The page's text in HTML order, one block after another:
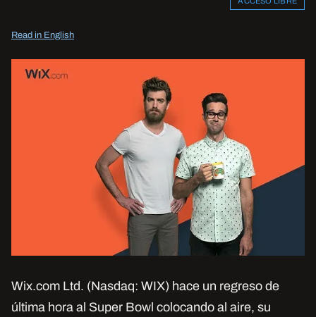
Read in English
Wix.com Ltd. (Nasdaq: WIX) hace un regreso de
última hora al Super Bowl colocando al aire, su